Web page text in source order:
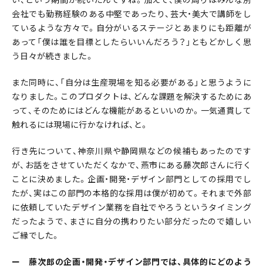
会社でも勤務経験のある中堅であったり、芸大・美大で講師をし
ているような方々で。自分がいるステージとあまりにも距離が
あって「僕は誰を目標としたらいいんだろう？」ともどかしく思
う日々が続きました。
また同時に、「自分は生産現場を知る必要がある」と思うように
なりました。このプロダクトは、どんな課題を解決するためにあ
って、そのためにはどんな機能があるといいのか。一気通貫して
触れるには現場に行かなければ、と。
行き先について、神奈川県や静岡県などの候補もあったのです
が、お話をさせていただくなかで、燕市にある藤次郎さんに行く
ことに決めました。企画・開発・デザイン部門としての採用でし
たが、実はこの部門の本格的な採用は僕が初めて。それまで外部
に依頼していたデザイン業務を自社でやろうというタイミング
だったようで、まさに自分の携わりたい部分だったので嬉しい
ご縁でした。
ー 藤次郎の企画・開発・デザイン部門では、具体的にどのよう